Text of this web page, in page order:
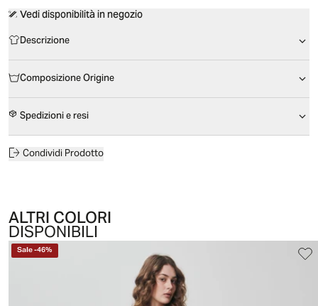
Vedi disponibilità in negozio
Descrizione
Composizione Origine
Spedizioni e resi
Condividi Prodotto
ALTRI COLORI
DISPONIBILI
Sale-46%